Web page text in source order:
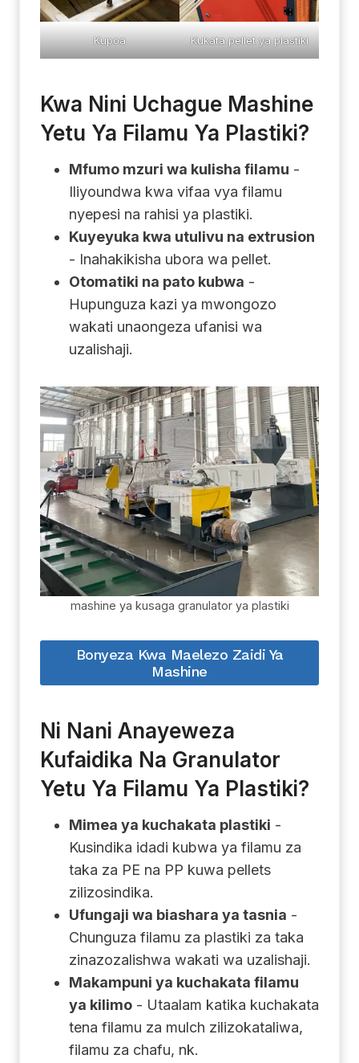
Kupoa Kukata pellet ya plastiki
Kwa Nini Uchague Mashine
Yetu Ya Filamu Ya Plastiki?
Mfumo mzuri wa kulisha filamu -
Iliyoundwa kwa vifaa vya filamu
nyepesi na rahisi ya plastiki.
Kuyeyuka kwa utulivu na extrusion
- Inahakikisha ubora wa pellet.
Otomatiki na pato kubwa -
Hupunguza kazi ya mwongozo
wakati unaongeza ufanisi wa
uzalishaji.
mashine ya kusaga granulator ya plastiki
Bonyeza Kwa Maelezo Zaidi Ya
Mashine
Ni Nani Anayeweza
Kufaidika Na Granulator
Yetu Ya Filamu Ya Plastiki?
Mimea ya kuchakata plastiki -
Kusindika idadi kubwa ya filamu za
taka za PE na PP kuwa pellets
zilizosindika.
Ufungaji wa biashara ya tasnia -
Chunguza filamu za plastiki za taka
zinazozalishwa wakati wa uzalishaji.
Makampuni ya kuchakata filamu
ya kilimo - Utaalam katika kuchakata
tena filamu za mulch zilizokataliwa,
filamu za chafu, nk.